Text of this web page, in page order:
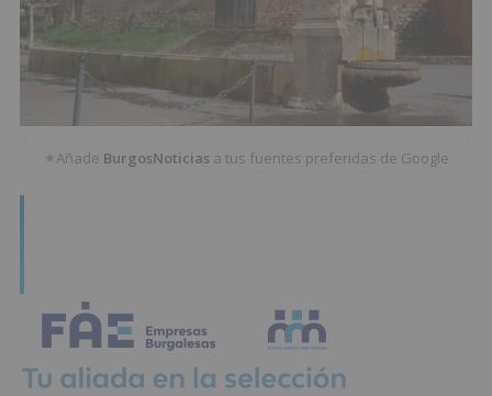
★Añade BurgosNoticias a tus fuentes preferidas de Google